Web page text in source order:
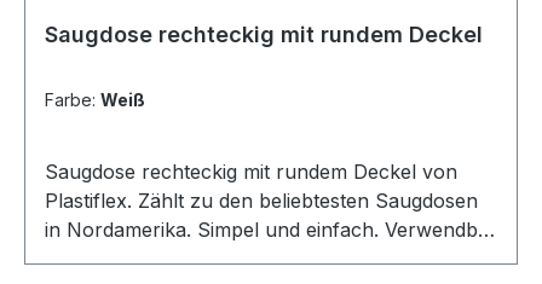
Saugdose rechteckig mit rundem Deckel
Farbe: Weiß
Saugdose rechteckig mit rundem Deckel von
Plastiflex. Zählt zu den beliebtesten Saugdosen
in Nordamerika. Simpel und einfach. Verwendbar
mit den meisten Montagerahmen ink. Universal.